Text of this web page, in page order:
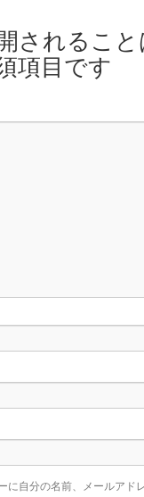
されるこ
項目です
に自分の名前、メールアド